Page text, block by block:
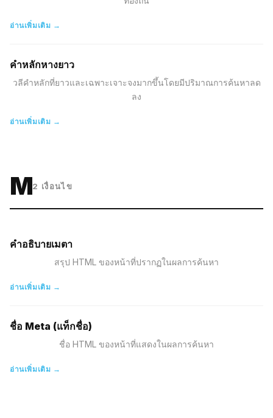
อ่านเพิ่มเติม →
คำหลักหางยาว
วลีคำหลักที่ยาวและเฉพาะเจาะจงมากขึ้นโดยมีปริมาณการค้นหาลด
ลง
อ่านเพิ่มเติม →
M2 เงื่อนไข
คำอธิบายเมตา
สรุป HTML ของหน้าที่ปรากฏในผลการค้นหา
อ่านเพิ่มเติม →
ชื่อ Meta (แท็กชื่อ)
ชื่อ HTML ของหน้าที่แสดงในผลการค้นหา
อ่านเพิ่มเติม →